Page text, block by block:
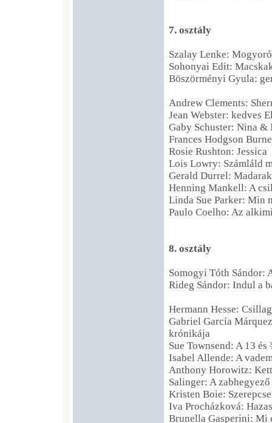
7. osztály
Szalay Lenke:
Sohonyai Edit:
Böszörményi Gyula:
Andrew Clements:
Jean Webster: kedves
Gaby Schuster: Nina &
Frances Hodgson
Rosie Rushton: Jessica
Lois Lowry: Számláld
Gerald Durrel:
Henning Mankell: A
Linda Sue Parker: Min
Paulo Coelho: Az
8. osztály
Somogyi Tóth Sándor:
Rideg Sándor: Indul a
Hermann Hesse:
Gabriel García
krónikája
Sue Townsend: A 13
Isabel Allende: A
Anthony Horowitz:
Salinger: A zabhegyező
Kristen Boie:
Iva Procházková:
Brunella Gasperini: Mi